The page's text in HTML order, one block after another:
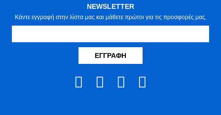
NEWSLETTER
Κάντε εγγραφή στην λίστα μας και μάθετε πρώτοι για τις προσφορές μας.
ΕΓΓΡΑΦΉ